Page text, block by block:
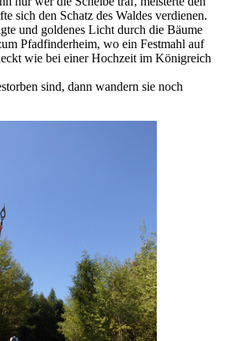
sich den Schatz des Waldes verdienen.
und goldenes Licht durch die Bäume
Pfadfinderheim, wo ein Festmahl auf
wie bei einer Hochzeit im Königreich
sind, dann wandern sie noch